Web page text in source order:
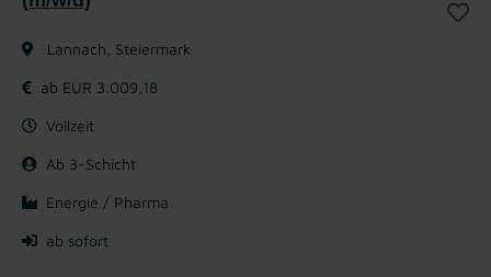
Lannach, Steiermark
ab EUR 3.009,18
Vollzeit
Ab 3-Schicht
Energie / Pharma
ab sofort